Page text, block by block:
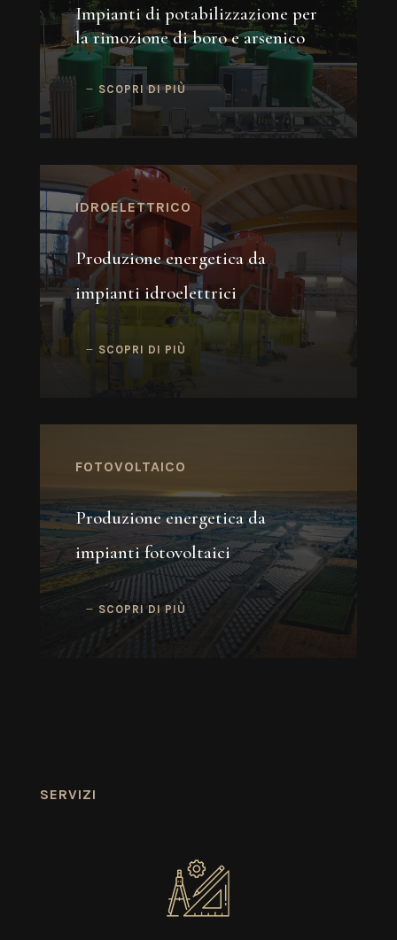
Impianti di potabilizzazione per
la rimozione di boro e arsenico
SCOPRI DI PIÙ
IDROELETTRICO
Produzione energetica da
impianti idroelettrici
SCOPRI DI PIÙ
FOTOVOLTAICO
Produzione energetica da
impianti fotovoltaici
SCOPRI DI PIÙ
SERVIZI